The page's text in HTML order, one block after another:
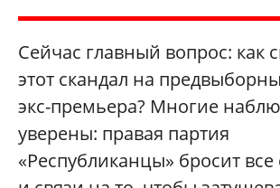
Сейчас главный вопрос: как
этот скандал на
экс-премьера? Многие
уверены: правая партия
«Республиканцы» бросит